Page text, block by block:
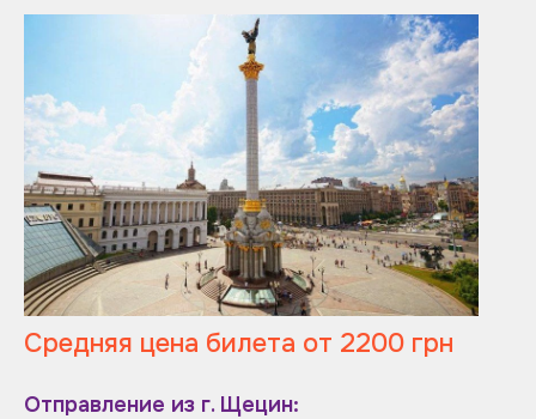
Средняя цена билета от 2200 грн
Отправление из г. Щецин: